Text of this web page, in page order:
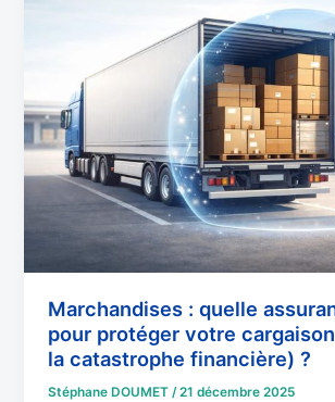
Marchandises : quelle
pour protéger votre
la catastrophe financière) ?
Stéphane DOUMET/21 décembre 2025
assurance
choisir
pour
protéger
votre
cargaison
catastrophe
financière)
?